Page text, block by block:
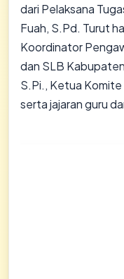
dari Pelaksana
Fuah, S.Pd. Turut
Koordinator
dan SLB
S.Pi., Ketua Komite
serta jajaran guru